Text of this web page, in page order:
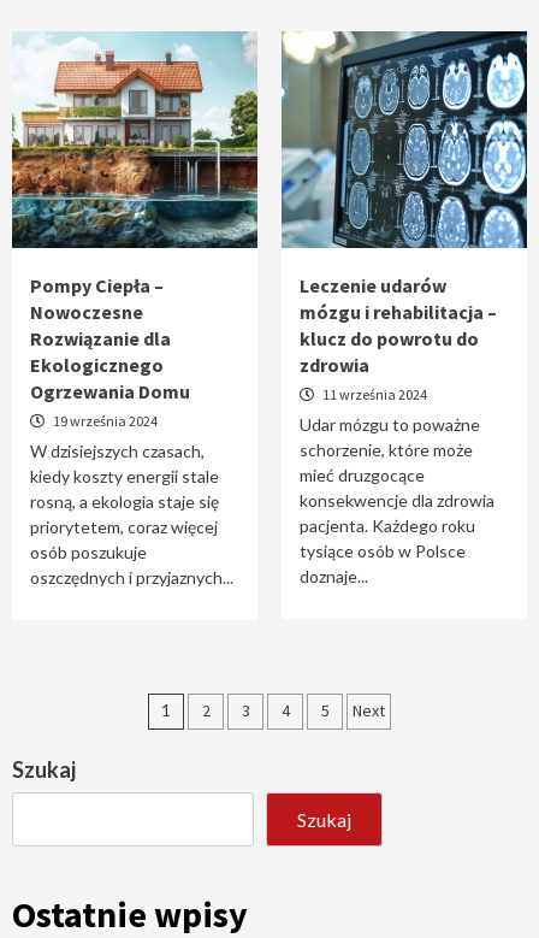
Pompy Ciepła –
Nowoczesne
Rozwiązanie dla
Ekologicznego
Ogrzewania Domu
19 września 2024
W dzisiejszych czasach,
kiedy koszty energii stale
rosną, a ekologia staje się
priorytetem, coraz więcej
osób poszukuje
oszczędnych i przyjaznych...
Leczenie udarów
mózgu i rehabilitacja –
klucz do powrotu do
zdrowia
11 września 2024
Udar mózgu to poważne
schorzenie, które może
mieć druzgocące
konsekwencje dla zdrowia
pacjenta. Każdego roku
tysiące osób w Polsce
doznaje...
Stronicowanie
1 2 3 4 5 Next
Szukaj
Szukaj
Ostatnie wpisy